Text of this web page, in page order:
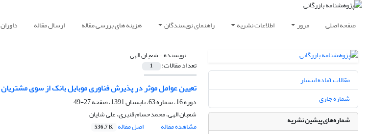
صفحه اصلی مرور اطلاعات نشریه راهنمای نویسندگان هزینه های بررسی مقاله ارسال مقاله داوران
نویسنده =شعبان الهی
تعداد مقالات: 1
تعیین عوامل موثر در پذیرش فناوری موبایل بانک از سوی مشتریان
دوره 16، شماره 63، تابستان 1391، صفحه
27-49
شعبان الهی، محمدحسام قنبری، علی شایان
مشاهده مقاله
اصل مقاله 536.7 K
مقالات آماده انتشار
شماره جاری
شماره‌های پیشین نشریه